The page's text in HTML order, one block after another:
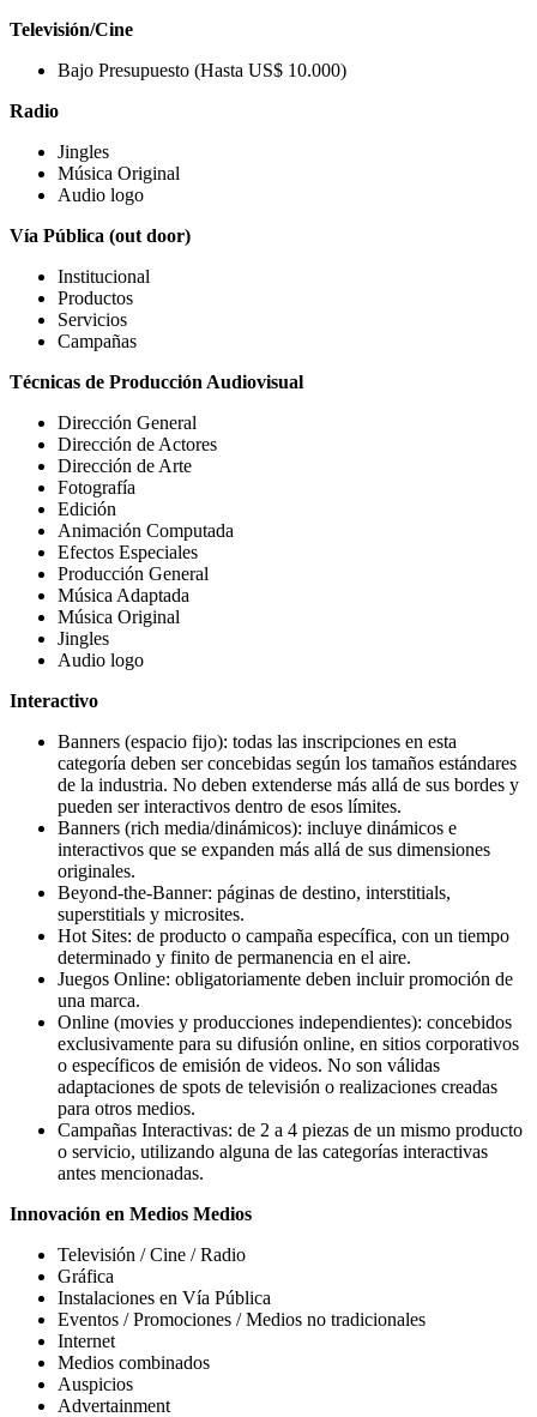
Televisión/Cine
Bajo Presupuesto (Hasta US$ 10.000)
Radio
Jingles
Música Original
Audio logo
Vía Pública (out door)
Institucional
Productos
Servicios
Campañas
Técnicas de Producción Audiovisual
Dirección General
Dirección de Actores
Dirección de Arte
Fotografía
Edición
Animación Computada
Efectos Especiales
Producción General
Música Adaptada
Música Original
Jingles
Audio logo
Interactivo
Banners (espacio fijo): todas las inscripciones en esta
categoría deben ser concebidas según los tamaños estándares
de la industria. No deben extenderse más allá de sus bordes y
pueden ser interactivos dentro de esos límites.
Banners (rich media/dinámicos): incluye dinámicos e
interactivos que se expanden más allá de sus dimensiones
originales.
Beyond-the-Banner: páginas de destino, interstitials,
superstitials y microsites.
Hot Sites: de producto o campaña específica, con un tiempo
determinado y finito de permanencia en el aire.
Juegos Online: obligatoriamente deben incluir promoción de
una marca.
Online (movies y producciones independientes): concebidos
exclusivamente para su difusión online, en sitios corporativos
o específicos de emisión de videos. No son válidas
adaptaciones de spots de televisión o realizaciones creadas
para otros medios.
Campañas Interactivas: de 2 a 4 piezas de un mismo producto
o servicio, utilizando alguna de las categorías interactivas
antes mencionadas.
Innovación en Medios Medios
Televisión / Cine / Radio
Gráfica
Instalaciones en Vía Pública
Eventos / Promociones / Medios no tradicionales
Internet
Medios combinados
Auspicios
Advertainment